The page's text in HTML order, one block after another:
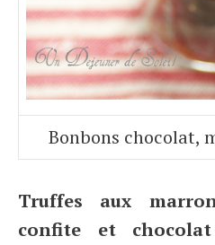
Bonbons chocolat,
Truffes aux
confite et